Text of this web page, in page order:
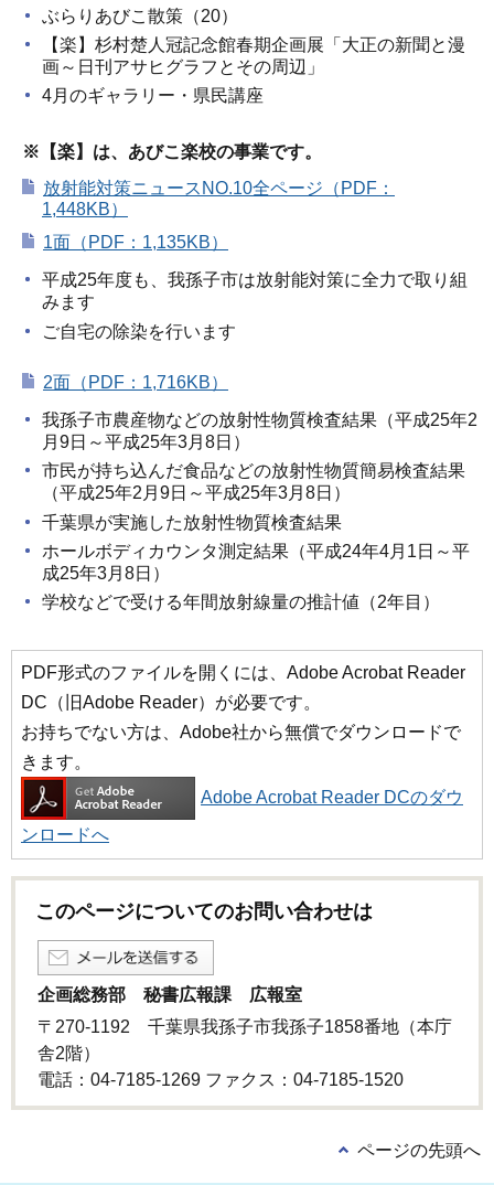
ぶらりあびこ散策（20）
【楽】杉村楚人冠記念館春期企画展「大正の新聞と漫
画～日刊アサヒグラフとその周辺」
4月のギャラリー・県民講座
※【楽】は、あびこ楽校の事業です。
放射能対策ニュースNO.10全ページ（PDF：
1,448KB）
1面（PDF：1,135KB）
平成25年度も、我孫子市は放射能対策に全力で取り組
みます
ご自宅の除染を行います
2面（PDF：1,716KB）
我孫子市農産物などの放射性物質検査結果（平成25年2
月9日～平成25年3月8日）
市民が持ち込んだ食品などの放射性物質簡易検査結果
（平成25年2月9日～平成25年3月8日）
千葉県が実施した放射性物質検査結果
ホールボディカウンタ測定結果（平成24年4月1日～平
成25年3月8日）
学校などで受ける年間放射線量の推計値（2年目）
PDF形式のファイルを開くには、Adobe Acrobat Reader
DC（旧Adobe Reader）が必要です。
お持ちでない方は、Adobe社から無償でダウンロードで
きます。
Adobe Acrobat Reader DCのダウ
ンロードへ
このページについてのお問い合わせは
企画総務部 秘書広報課 広報室
〒270-1192 千葉県我孫子市我孫子1858番地（本庁
舎2階）
電話：04-7185-1269 ファクス：04-7185-1520
ページの先頭へ